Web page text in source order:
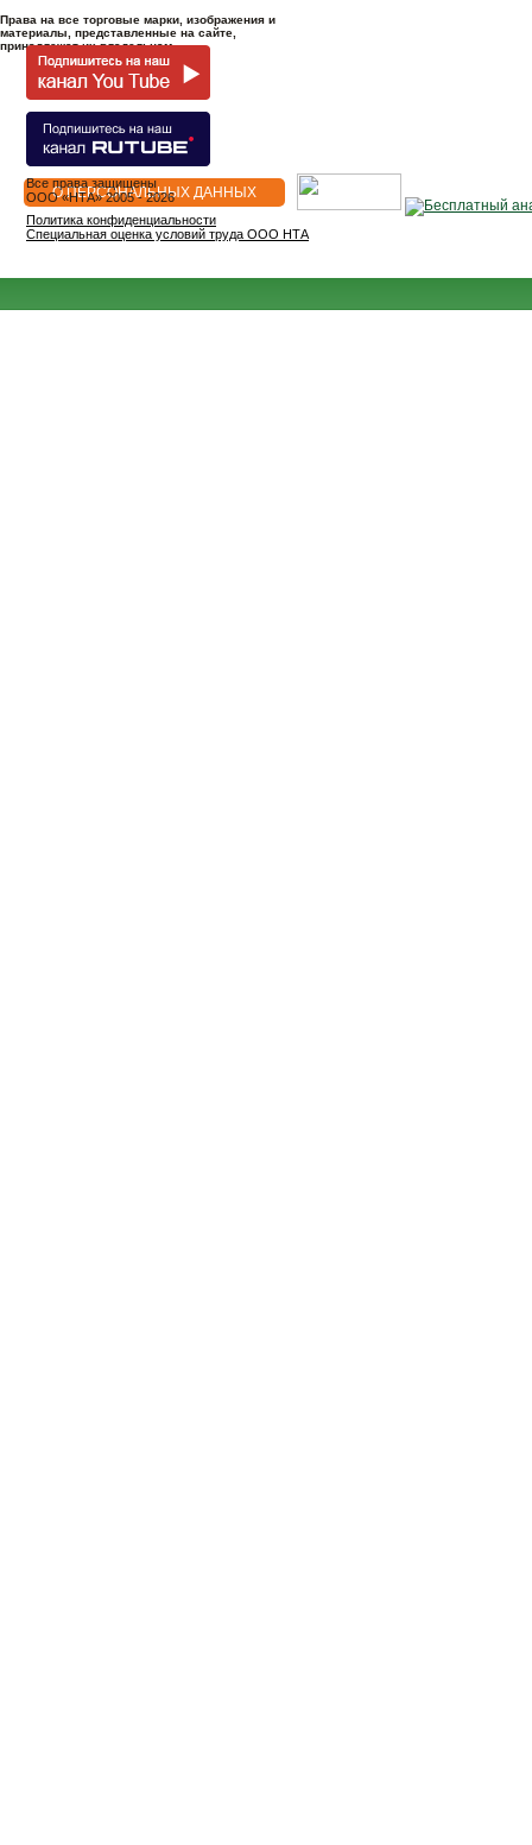
Права на все торговые марки, изображения и
материалы, представленные на сайте,
принадлежат их владельцам.
О ПЕРСОНАЛЬНЫХ ДАННЫХ
Все права защищены
OOO «НТА» 2005 - 2026
Политика конфиденциальности
Специальная оценка условий труда ООО НТА